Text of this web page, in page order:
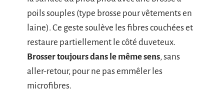
poils souples (type brosse pour vêtements en
laine). Ce geste soulève les fibres couchées et
restaure partiellement le côté duveteux.
Brosser toujours dans le même sens, sans
aller-retour, pour ne pas emmêler les
microfibres.